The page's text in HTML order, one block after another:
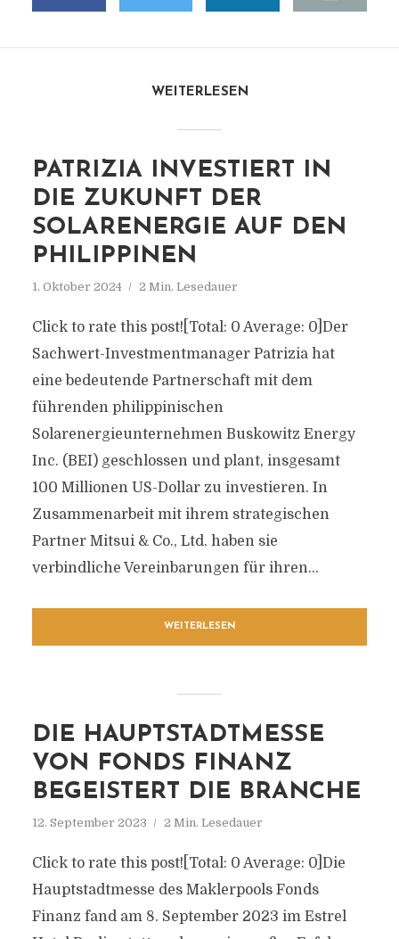
WEITERLESEN
PATRIZIA INVESTIERT IN
DIE ZUKUNFT DER
SOLARENERGIE AUF DEN
PHILIPPINEN
1. Oktober 2024 2 Min. Lesedauer
Click to rate this post![Total: 0 Average: 0]Der
Sachwert-Investmentmanager Patrizia hat
eine bedeutende Partnerschaft mit dem
führenden philippinischen
Solarenergieunternehmen Buskowitz Energy
Inc. (BEI) geschlossen und plant, insgesamt
100 Millionen US-Dollar zu investieren. In
Zusammenarbeit mit ihrem strategischen
Partner Mitsui & Co., Ltd. haben sie
verbindliche Vereinbarungen für ihren...
WEITERLESEN
DIE HAUPTSTADTMESSE
VON FONDS FINANZ
BEGEISTERT DIE BRANCHE
12. September 2023 2 Min. Lesedauer
Click to rate this post![Total: 0 Average: 0]Die
Hauptstadtmesse des Maklerpools Fonds
Finanz fand am 8. September 2023 im Estrel